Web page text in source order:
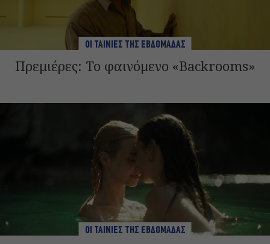
ΟΙ ΤΑΙΝΙΕΣ ΤΗΣ ΕΒΔΟΜΑΔΑΣ
Πρεμιέρες: To φαινόμενο «Backrooms»
ΟΙ ΤΑΙΝΙΕΣ ΤΗΣ ΕΒΔΟΜΑΔΑΣ